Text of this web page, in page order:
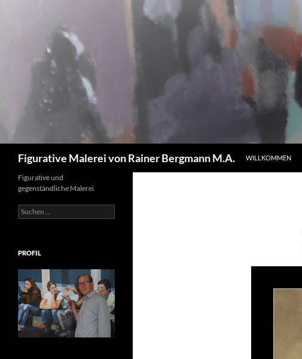
Figurative Malerei von Rainer Bergmann M.A. WILLKOMMEN
Figurative und
gegenständliche Malerei
Suchen
nach:
PROFIL